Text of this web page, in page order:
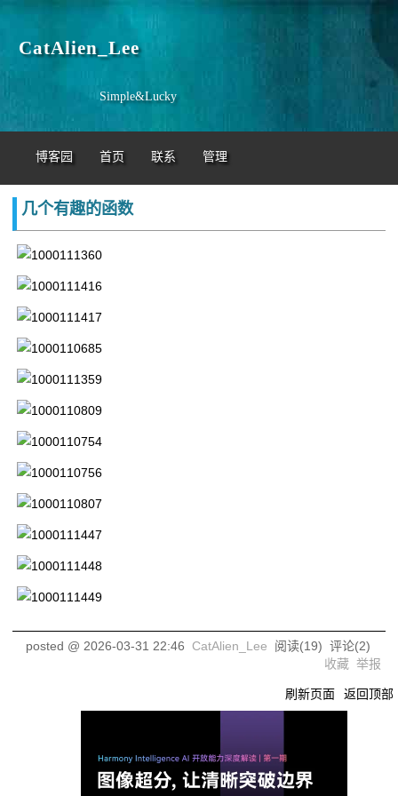
CatAlien_Lee
Simple&Lucky
博客园 首页 联系 管理
几个有趣的函数
posted @ 2026-03-31 22:46 CatAlien_Lee 阅读(19) 评论(2)
收藏 举报
刷新页面 返回顶部